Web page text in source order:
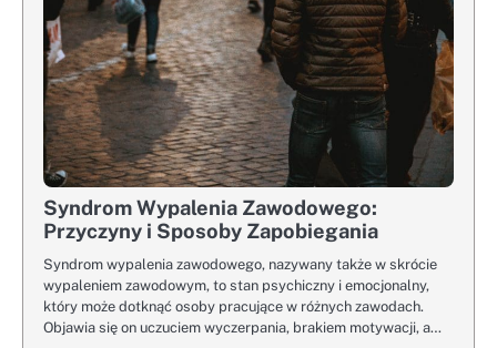
Syndrom Wypalenia Zawodowego:
Przyczyny i Sposoby Zapobiegania
Syndrom wypalenia zawodowego, nazywany także w skrócie
wypaleniem zawodowym, to stan psychiczny i emocjonalny,
który może dotknąć osoby pracujące w różnych zawodach.
Objawia się on uczuciem wyczerpania, brakiem motywacji, a…